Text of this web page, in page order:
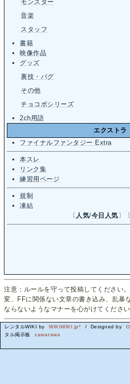
モンスター
音楽
スタッフ
書籍
映像作品
グッズ
裏技・バグ
その他
チョコボシリーズ
2ch用語
エクストラ
ファイナルファンタジー Extra
本スレ
リンク集
練習用ページ
規制
凍結
〔 人気/今日人気 〕〔
注意：ルールを守って投稿してください
変、FFに関係ない文章の書き込み、乱暴
ならないようなマナーを心がけてください
レンタルWIKI by WIKIWIKI.jp* / Designed by
タル掲示板
zawazawa